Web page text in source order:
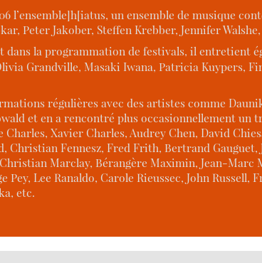
l’ensemble]h[iatus, un ensemble de musique
Peter Jakober, Steffen Krebber, Jennifer
la programmation de festivals, il entretient
Grandville, Masaki Iwana, Patricia Kuypers,
régulières avec des artistes comme
et en a rencontré plus occasionnellement un
Xavier Charles, Audrey Chen, David
Christian Fennesz, Fred Frith, Bertrand
Marclay, Bérangère Maximin, Jean-Marc
Pey, Lee Ranaldo, Carole Rieussec, John
etc.